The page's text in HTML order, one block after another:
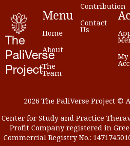
The
PaliVerse
Project
Menu
Home
About
The
Team
Contribution
Contact
Us
My
2026 The PaliVerse Project ©
Center for Study and Practice
Profit Company registered in
Commercial Registry No.: